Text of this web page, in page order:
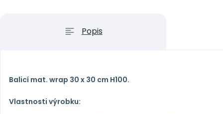
Popis
Balicí mat. wrap 30 x 30 cm H100.
Vlastnosti výrobku: